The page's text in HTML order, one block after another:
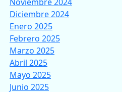
Diciembre 2024
Enero 2025
Febrero 2025
Marzo 2025
Abril 2025
Mayo 2025
Junio 2025